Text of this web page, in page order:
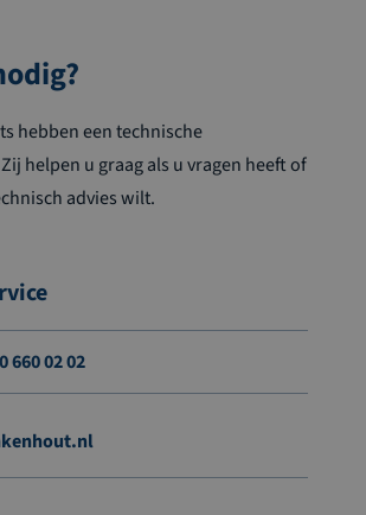
hebben een technische
helpen u graag als u vragen heeft of
advies wilt.
660 02 02